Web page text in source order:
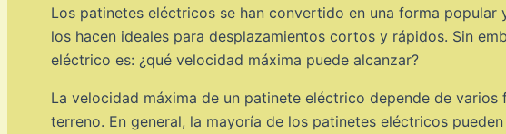
Los patinetes eléctricos se han convertido en una forma
los hacen ideales para desplazamientos cortos y rápidos. Sin
eléctrico es: ¿qué velocidad máxima puede alcanzar?
La velocidad máxima de un patinete eléctrico depende de
terreno. En general, la mayoría de los patinetes eléctricos